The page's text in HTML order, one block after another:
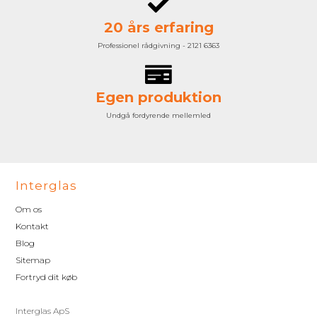
20 års erfaring
Professionel rådgivning - 2121 6363
Egen produktion
Undgå fordyrende mellemled
Interglas
Om os
Kontakt
Blog
Sitemap
Fortryd dit køb
Interglas ApS